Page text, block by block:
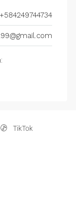
+584249744734
TikTok